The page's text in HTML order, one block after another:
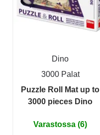
Dino
3000 Palat
Puzzle Roll Mat up to
3000 pieces Dino
Varastossa (6)